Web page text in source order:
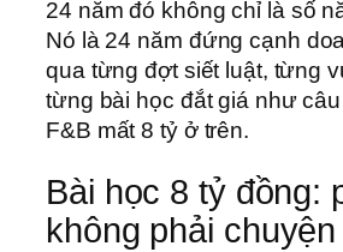
24 năm đó không chỉ là số
Nó là 24 năm đứng cạnh
qua từng đợt siết luật, từng
từng bài học đắt giá như
F&B mất 8 tỷ ở trên.
Bài học 8 tỷ đồng:
không phải chuyện